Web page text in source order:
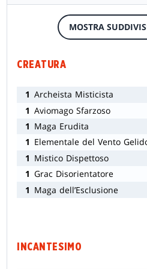
MOSTRA
CREATURA
1 Archeista Misticista
1 Aviomago Sfarzoso
1 Maga Erudita
1 Elementale del Vento
1 Mistico Dispettoso
1 Grac Disorientatore
1 Maga dell’Esclusione
INCANTESIMO